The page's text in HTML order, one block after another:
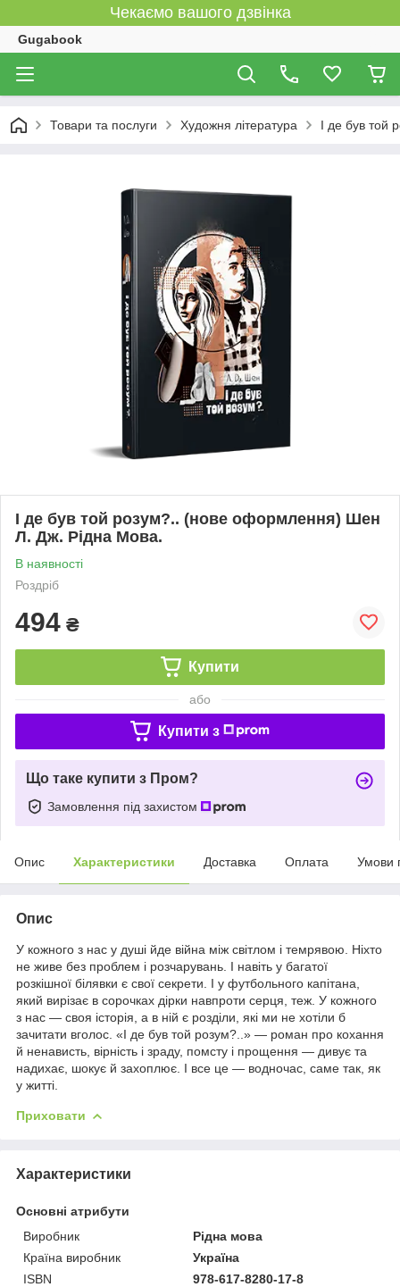
Чекаємо вашого дзвінка
Gugabook
Товари та послуги Художня література І де був
І де був той розум?.. (нове оформлення) Шен
Л. Дж. Рідна Мова.
В наявності
Роздріб
494 ₴
Купити
або
Купити з
Що таке купити з Пром?
Замовлення під захистом
Опис Характеристики Доставка Оплата Умови
Опис
У кожного з нас у душі йде війна між світлом і темрявою. Ніхто
не живе без проблем і розчарувань. І навіть у багатої
розкішної білявки є свої секрети. І у футбольного капітана,
який вирізає в сорочках дірки навпроти серця, теж. У кожного
з нас — своя історія, а в ній є розділи, які ми не хотіли б
зачитати вголос. «І де був той розум?..» — роман про кохання
й ненависть, вірність і зраду, помсту і прощення — дивує та
надихає, шокує й захоплює. І все це — водночас, саме так, як
у житті.
Приховати
Характеристики
Основні атрибути
Виробник
Рідна мова
Країна виробник
Україна
ISBN
978-617-8280-17-8